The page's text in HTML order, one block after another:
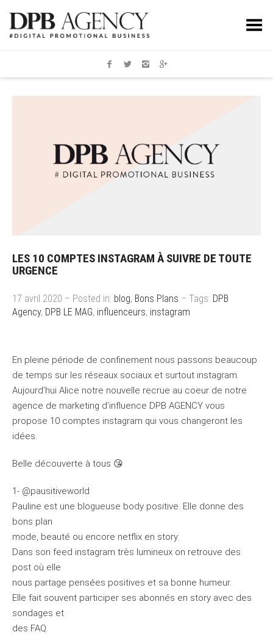
Toggle Menu
LES 10 COMPTES INSTAGRAM À SUIVRE DE TOUTE
URGENCE
17 avril 2020 – Posted in: blog, Bons Plans – Tags: DPB
Agency, DPB LE MAG, influenceurs, instagram
En pleine période de confinement nous passons beaucoup
de temps sur les réseaux sociaux et surtout instagram.
Aujourd’hui Alice notre nouvelle recrue au coeur de notre
agence de marketing d’influence DPB AGENCY vous
propose 10 comptes instagram qui vous changeront les
idées.
Belle découverte à tous 😘
1- @pausitiveworld
Pauline est une blogueuse body positive. Elle donne des
bons plan
mode, beauté ou encore netflix en story.
Dans son feed instagram très lumineux on retrouve des
post où elle
nous partage pensées positives et sa bonne humeur.
Elle fait souvent participer ses abonnés en story avec des
sondages et
des FAQ.